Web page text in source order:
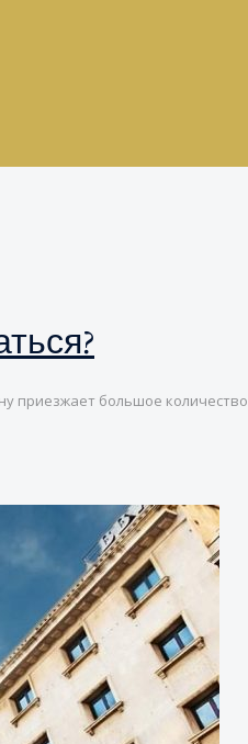
приезжает большое количество